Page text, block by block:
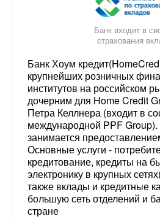
Банк входит в
страхования
Банк Хоум
крупнейших розничных
институтов на российском
дочерним для Home Credit
Петра Келлнера (входит в
международной PPF
занимается
Основные услуги -
кредитование, кредиты на
электронику в крупных
также вклады и кредитные
большую сеть отделений и
стране